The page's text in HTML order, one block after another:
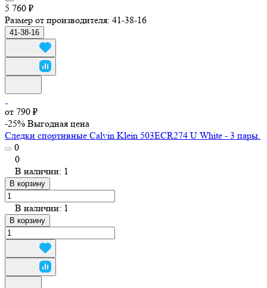
5 760 ₽
Размер от производителя: 41-38-16
41-38-16
от 790 ₽
-25% Выгодная цена
Следки спортивные Calvin Klein 503ECR274 U White - 3 пары.
0
0
В наличии: 1
В корзину
В наличии: 1
В корзину